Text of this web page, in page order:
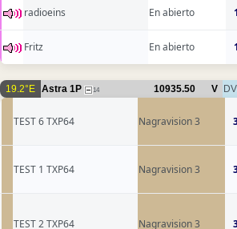
radioeins En abierto
Fritz En abierto
19.2°E Astra 1P 14 10935.50 V
TEST 6 TXP64 Nagravision 3
TEST 1 TXP64 Nagravision 3
TEST 2 TXP64 Nagravision 3